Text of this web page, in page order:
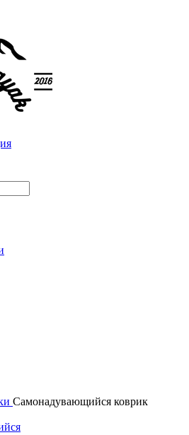
Самонадувающийся коврик